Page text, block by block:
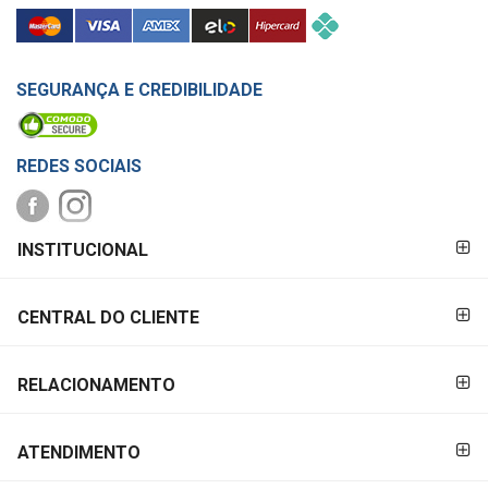
SEGURANÇA E CREDIBILIDADE
REDES SOCIAIS
PAGAMENTO
INSTITUCIONAL
CENTRAL DO CLIENTE
RELACIONAMENTO
ATENDIMENTO